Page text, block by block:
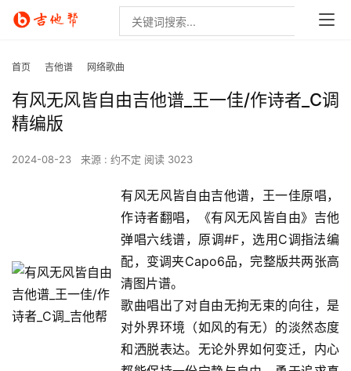
首页 吉他谱 网络歌曲
有风无风皆自由吉他谱_王一佳/作诗者_C调
精编版
2024-08-23 来源 : 约不定 阅读 3023
有风无风皆自由吉他谱，王一佳原唱，
作诗者翻唱，《有风无风皆自由》吉他
弹唱六线谱，原调#F，选用C调指法编
配，变调夹Capo6品，完整版共两张高
清图片谱。
歌曲唱出了对自由无拘无束的向往，是
对外界环境（如风的有无）的淡然态度
和洒脱表达。无论外界如何变迁，内心